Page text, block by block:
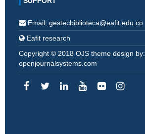
Email: gestecbiblioteca@eafit.edu.co
Eafit research
Copyright © 2018 OJS theme design by:
openjournalsystems.com